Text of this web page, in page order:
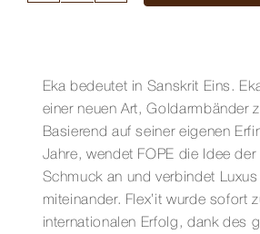
MIT
DIAMANTEN
Menge
Eka bedeutet in Sanskrit Eins.
einer neuen Art, Goldarmbänder
Basierend auf seiner eigenen
Jahre, wendet FOPE die Idee
Schmuck an und verbindet
miteinander. Flex’it wurde sofort
internationalen Erfolg, dank des